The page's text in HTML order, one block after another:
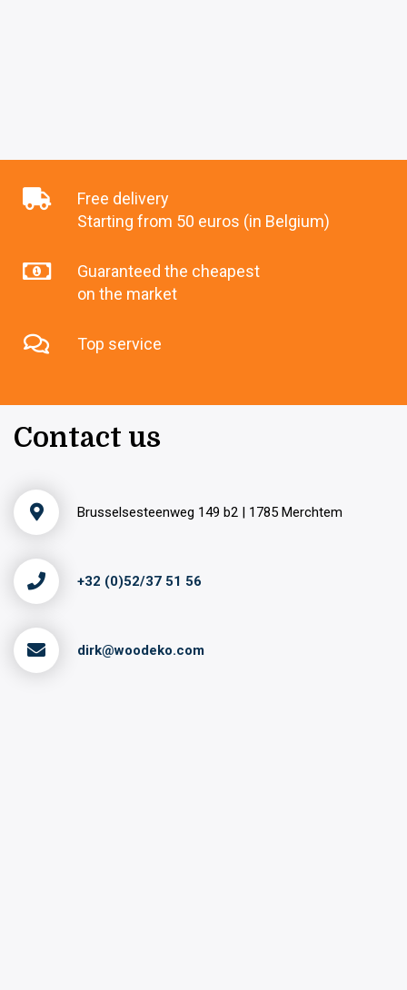
Free delivery
Starting from 50 euros (in Belgium)
Guaranteed the cheapest
on the market
Top service
Contact us
Brusselsesteenweg 149 b2 | 1785 Merchtem
+32 (0)52/37 51 56
dirk@woodeko.com